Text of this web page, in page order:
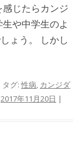
じたらカンジ
や中学生のよ
ょう。 しかし
タグ: 性病, カンジダ
2017年11月20日 |